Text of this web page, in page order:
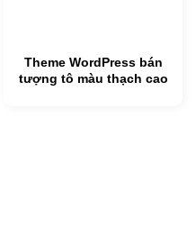
Theme WordPress bán
tượng tô màu thạch cao